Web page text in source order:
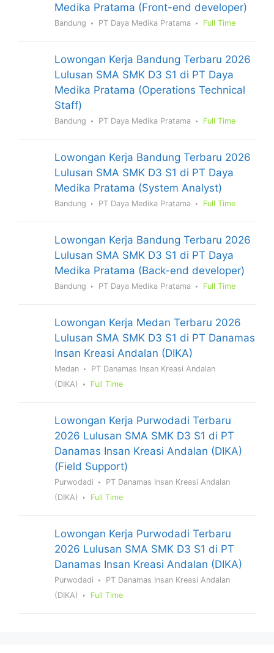
Medika Pratama (Front-end developer)
Bandung PT Daya Medika Pratama Full Time
Lowongan Kerja Bandung Terbaru 2026
Lulusan SMA SMK D3 S1 di PT Daya
Medika Pratama (Operations Technical
Staff)
Bandung PT Daya Medika Pratama Full Time
Lowongan Kerja Bandung Terbaru 2026
Lulusan SMA SMK D3 S1 di PT Daya
Medika Pratama (System Analyst)
Bandung PT Daya Medika Pratama Full Time
Lowongan Kerja Bandung Terbaru 2026
Lulusan SMA SMK D3 S1 di PT Daya
Medika Pratama (Back-end developer)
Bandung PT Daya Medika Pratama Full Time
Lowongan Kerja Medan Terbaru 2026
Lulusan SMA SMK D3 S1 di PT Danamas
Insan Kreasi Andalan (DIKA)
Medan
PT Danamas Insan Kreasi Andalan
(DIKA)
Full Time
Lowongan Kerja Purwodadi Terbaru
2026 Lulusan SMA SMK D3 S1 di PT
Danamas Insan Kreasi Andalan (DIKA)
(Field Support)
Purwodadi
PT Danamas Insan Kreasi Andalan
(DIKA)
Full Time
Lowongan Kerja Purwodadi Terbaru
2026 Lulusan SMA SMK D3 S1 di PT
Danamas Insan Kreasi Andalan (DIKA)
Purwodadi
PT Danamas Insan Kreasi Andalan
(DIKA)
Full Time